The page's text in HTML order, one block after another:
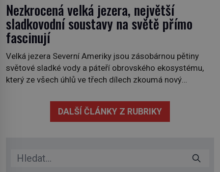
Nezkrocená velká jezera, největší
sladkovodní soustavy na světě přímo
fascinují
Velká jezera Severní Ameriky jsou zásobárnou pětiny
světové sladké vody a páteří obrovského ekosystému,
který ze všech úhlů ve třech dílech zkoumá nový
premiéře jej uvidíte na Viasat Nature v pondělí 5.
července. Hořejší jezero, Huronské jezero, Michiganské
DALŠÍ ČLÁNKY Z RUBRIKY